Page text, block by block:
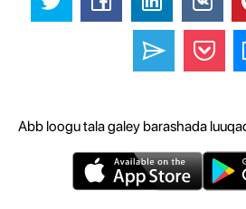
Abb loogu tala galey barashada